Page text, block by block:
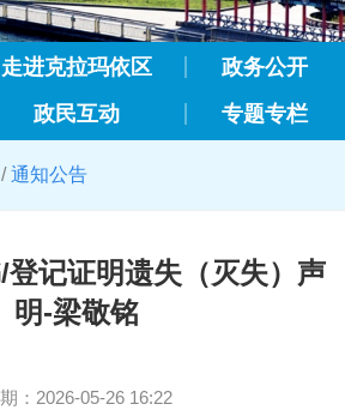
走进克拉玛依区
政务公开
政民互动 专题专栏
/通知公告
记证明遗失（灭失）声
明-梁敬铭
： 2026-05-26 16:22